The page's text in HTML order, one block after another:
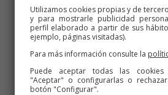
Yo utilizo esta boquilla lisa de pasta
cortar la manga con un diámetro
Utilizamos cookies propias y de
y para mostrarle publicidad
perfil elaborado a partir de sus
ejemplo, páginas visitadas).
Para más información consulte la
Puede aceptar todas las
"Aceptar" o configurarlas o
botón "Configurar".